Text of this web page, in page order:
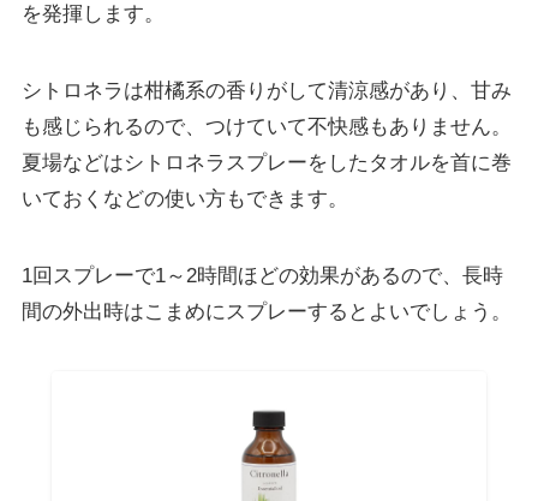
を発揮します。
シトロネラは柑橘系の香りがして清涼感があり、甘み
も感じられるので、つけていて不快感もありません。
夏場などはシトロネラスプレーをしたタオルを首に巻
いておくなどの使い方もできます。
1回スプレーで1～2時間ほどの効果があるので、 長時
間の外出時はこまめにスプレーするとよいでしょう。